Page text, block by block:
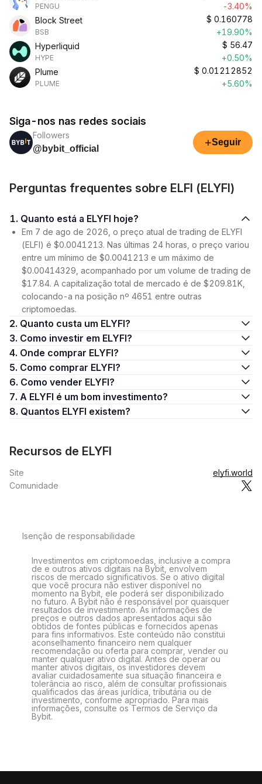
PENGU
-3.40%
Block Street
BSB
$ 0.160778
+19.90%
Hyperliquid
HYPE
$ 56.47
+0.50%
Plume
PLUME
$ 0.01212852
+5.60%
Siga-nos nas redes sociais
Followers
@bybit_official
+Seguir
Perguntas frequentes sobre ELFI (ELYFI)
1. Quanto está a ELYFI hoje?
Em 7 de ago de 2026, o preço atual de trading de ELYFI
(ELFI) é $0.0041213. Nas últimas 24 horas, o preço variou
entre um mínimo de $0.0041213 e um máximo de
$0.00414329, acompanhado por um volume de trading de
$17.84. A capitalização total de mercado é de $209.81K,
colocando-a na posição nº 4651 entre outras
criptomoedas.
2. Quanto custa um ELYFI?
3. Como investir em ELYFI?
4. Onde comprar ELYFI?
5. Como comprar ELYFI?
6. Como vender ELYFI?
7. A ELYFI é um bom investimento?
8. Quantos ELYFI existem?
Recursos de ELYFI
Site
elyfi.world
Comunidade
Isenção de responsabilidade
Investimentos em criptomoedas, inclusive a compra
de e outros ativos digitais na Bybit, envolvem
riscos de mercado significativos. Se o ativo digital
que você procura não estiver disponível no
momento na Bybit, ele poderá ser disponibilizado
no futuro. A Bybit não é responsável por quaisquer
resultados de investimento. As informações de
preços e outros dados apresentados aqui são
obtidos de fontes públicas e fornecidos apenas
para fins informativos. Este conteúdo não constitui
aconselhamento financeiro nem qualquer
recomendação ou oferta para comprar, vender ou
manter qualquer ativo digital. Antes de operar ou
manter ativos digitais, os investidores devem
avaliar cuidadosamente sua situação financeira e
tolerância ao risco, além de consultar profissionais
qualificados das áreas jurídica, tributária ou de
investimento, conforme apropriado. Para mais
informações, consulte os Termos de Serviço da
Bybit.